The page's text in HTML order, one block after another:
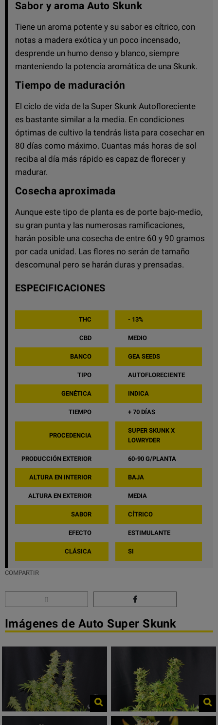
Sabor y aroma Auto Skunk
Tiene un aroma potente y su sabor es cítrico, con
notas a madera exótica y un poco incensado,
desprende un humo denso y blanco, siempre
manteniendo la potencia aromática de una Skunk.
Tiempo de maduración
El ciclo de vida de la Super Skunk Autofloreciente
es bastante similar a la media. En condiciones
óptimas de cultivo la tendrás lista para cosechar en
80 días como máximo. Cuantas más horas de sol
reciba al día más rápido es capaz de florecer y
madurar.
Cosecha aproximada
Aunque este tipo de planta es de porte bajo-medio,
su gran punta y las numerosas ramificaciones,
harán posible una cosecha de entre 60 y 90 gramos
por cada unidad. Las flores no serán de tamaño
descomunal pero se harán duras y prensadas.
ESPECIFICACIONES
THC - 13%
CBD MEDIO
BANCO GEA SEEDS
TIPO AUTOFLORECIENTE
GENÉTICA INDICA
TIEMPO + 70 DÍAS
PROCEDENCIA
SUPER SKUNK X
LOWRYDER
PRODUCCIÓN EXTERIOR 60-90 G/PLANTA
ALTURA EN INTERIOR BAJA
ALTURA EN EXTERIOR MEDIA
SABOR CÍTRICO
EFECTO ESTIMULANTE
CLÁSICA SI
COMPARTIR
Imágenes de Auto Super Skunk